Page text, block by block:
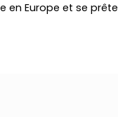
en Europe et se prête